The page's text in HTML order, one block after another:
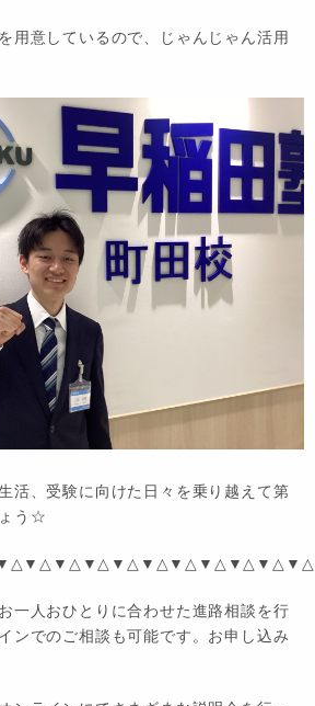
用意しているので、じゃんじゃん活用
活、受験に向けた日々を乗り越えて第
う☆
一人おひとりに合わせた進路相談を行
ンでのご相談も可能です。お申し込み